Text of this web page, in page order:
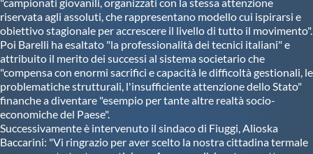
riservata agli assoluti, che rappresentano modello cui ispirarsi e
obiettivo stagionale per accrescere il livello di tutto il movimento".
Poi Barelli ha esaltato "la professionalità dei tecnici italiani" e
attribuito il merito dei successi al sistema societario che
"compensa con enormi sacrifici e capacità le difficoltà gestionali, le
problematiche strutturali, l'insufficiente attenzione dello Stato"
finanche a diventare "esempio per tante altre realtà socio-
economiche del Paese".
Successivamente è intervenuto il sindaco di Fiuggi, Alioska
Baccarini: "Vi ringrazio per aver scelto la nostra cittadina termale